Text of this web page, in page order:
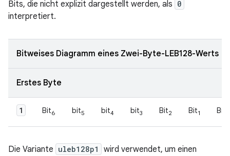
Bits, die nicht explizit dargestellt werden, als 0
interpretiert.
Bitweises Diagramm eines Zwei-Byte-LEB128-Werts
Erstes Byte
1 Bit6 bit5 bit4 bit3 Bit2 Bit1 Bit
Die Variante uleb128p1
wird verwendet, um einen